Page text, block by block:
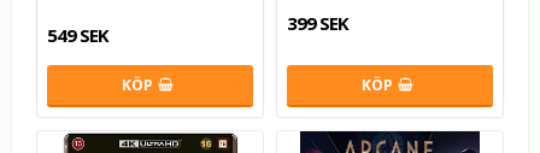
549 SEK
KÖP
399 SEK
KÖP